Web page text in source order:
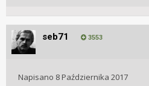
seb71 3553
Napisano 8 Października 2017